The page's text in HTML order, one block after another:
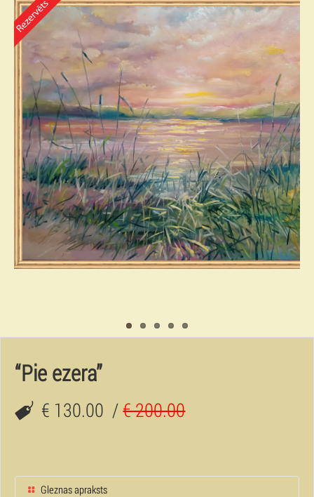
“Pie ezera”
€ 130.00 /€ 200.00
Gleznas apraksts